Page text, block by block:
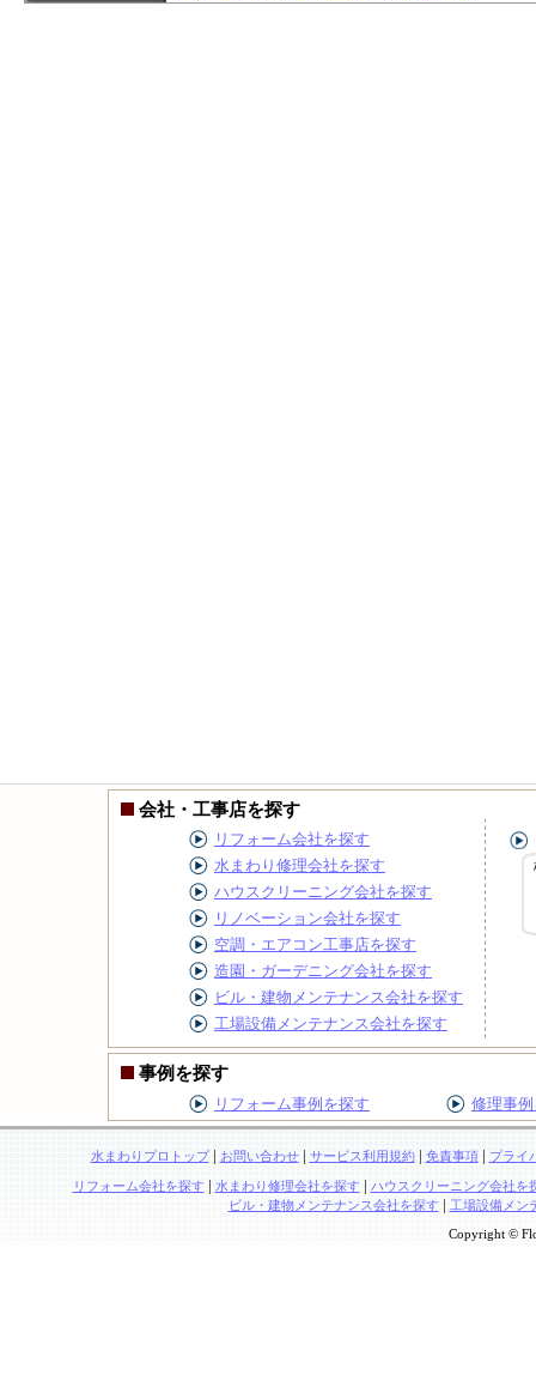
会社・工事店を探す
リフォーム会社を探す
水まわり修理会社を探す
ハウスクリーニング会社を探す
リノベーション会社を探す
空調・エアコン工事店を探す
造園・ガーデニング会社を探す
ビル・建物メンテナンス会社を探す
工場設備メンテナンス会社を探す
事例を探す
リフォーム事例を探す 修理事
水まわりプロトップ| お問い合わせ| サービス利用規約| 免責事項| プライ
リフォーム会社を探す | 水まわり修理会社を探す | ハウスクリーニング会社を
ビル・建物メンテナンス会社を探す| 工場設備メン
Copyright ©